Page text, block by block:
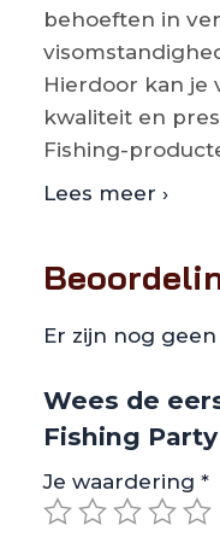
behoeften in
Hierdoor kan je
kwaliteit en
Fishing-
Lees meer ›
Er zijn nog
Wees de
Fishing
Je waardering *